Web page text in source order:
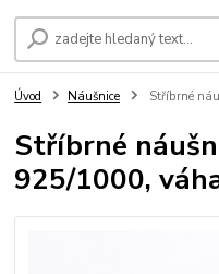
Úvod Náušnice Stříbrné
Stříbrné
925/1000,